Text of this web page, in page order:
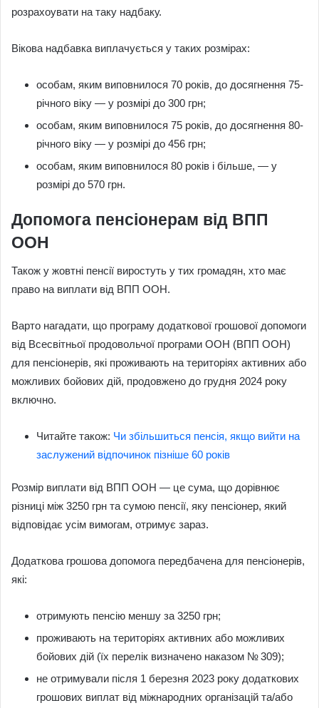
розрахоувати на таку надбаку.
Вікова надбавка виплачується у таких розмірах:
особам, яким виповнилося 70 років, до досягнення 75-
річного віку — у розмірі до 300 грн;
особам, яким виповнилося 75 років, до досягнення 80-
річного віку — у розмірі до 456 грн;
особам, яким виповнилося 80 років і більше, — у
розмірі до 570 грн.
Допомога пенсіонерам від ВПП
ООН
Також у жовтні пенсії виростуть у тих громадян, хто має
право на виплати від ВПП ООН.
Варто нагадати, що програму додаткової грошової допомоги
від Всесвітньої продовольчої програми ООН (ВПП ООН)
для пенсіонерів, які проживають на територіях активних або
можливих бойових дій, продовжено до грудня 2024 року
включно.
Читайте також: Чи збільшиться пенсія, якщо вийти на
заслужений відпочинок пізніше 60 років
Розмір виплати від ВПП ООН — це сума, що дорівнює
різниці між 3250 грн та сумою пенсії, яку пенсіонер, який
відповідає усім вимогам, отримує зараз.
Додаткова грошова допомога передбачена для пенсіонерів,
які:
отримують пенсію меншу за 3250 грн;
проживають на територіях активних або можливих
бойових дій (їх перелік визначено наказом № 309);
не отримували після 1 березня 2023 року додаткових
грошових виплат від міжнародних організацій та/або